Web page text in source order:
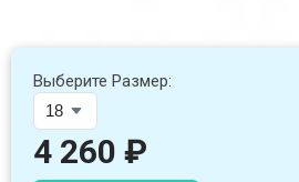
Выберите Размер:
4 260 ₽